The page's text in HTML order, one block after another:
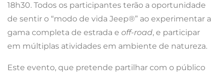
18h30. Todos os participantes terão a oportunidade
de sentir o “modo de vida Jeep®” ao experimentar a
gama completa de estrada e off-road, e participar
em múltiplas atividades em ambiente de natureza.
Este evento, que pretende partilhar com o público